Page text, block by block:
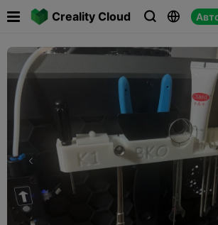
Creality Cloud  